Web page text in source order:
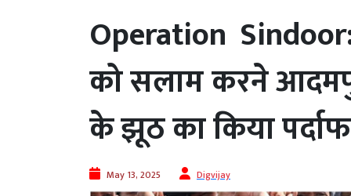
Operation
को सलाम करने
के झूठ का किया
May 13, 2025 Digvijay